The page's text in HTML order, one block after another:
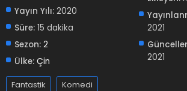
Yayın Yılı: 2020
Süre: 15 dakika
Sezon: 2
Ülke: Çin
2021
2021
Fantastik Komedi